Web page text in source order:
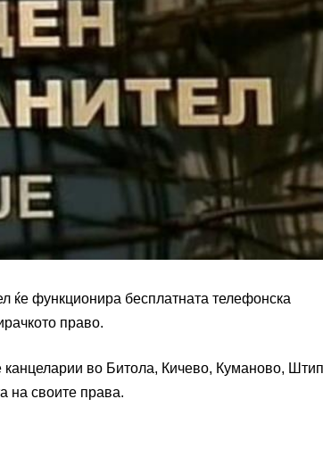
ќе функционира бесплатната телефонска
право.
канцеларии во Битола, Кичево, Куманово,
на своите права.